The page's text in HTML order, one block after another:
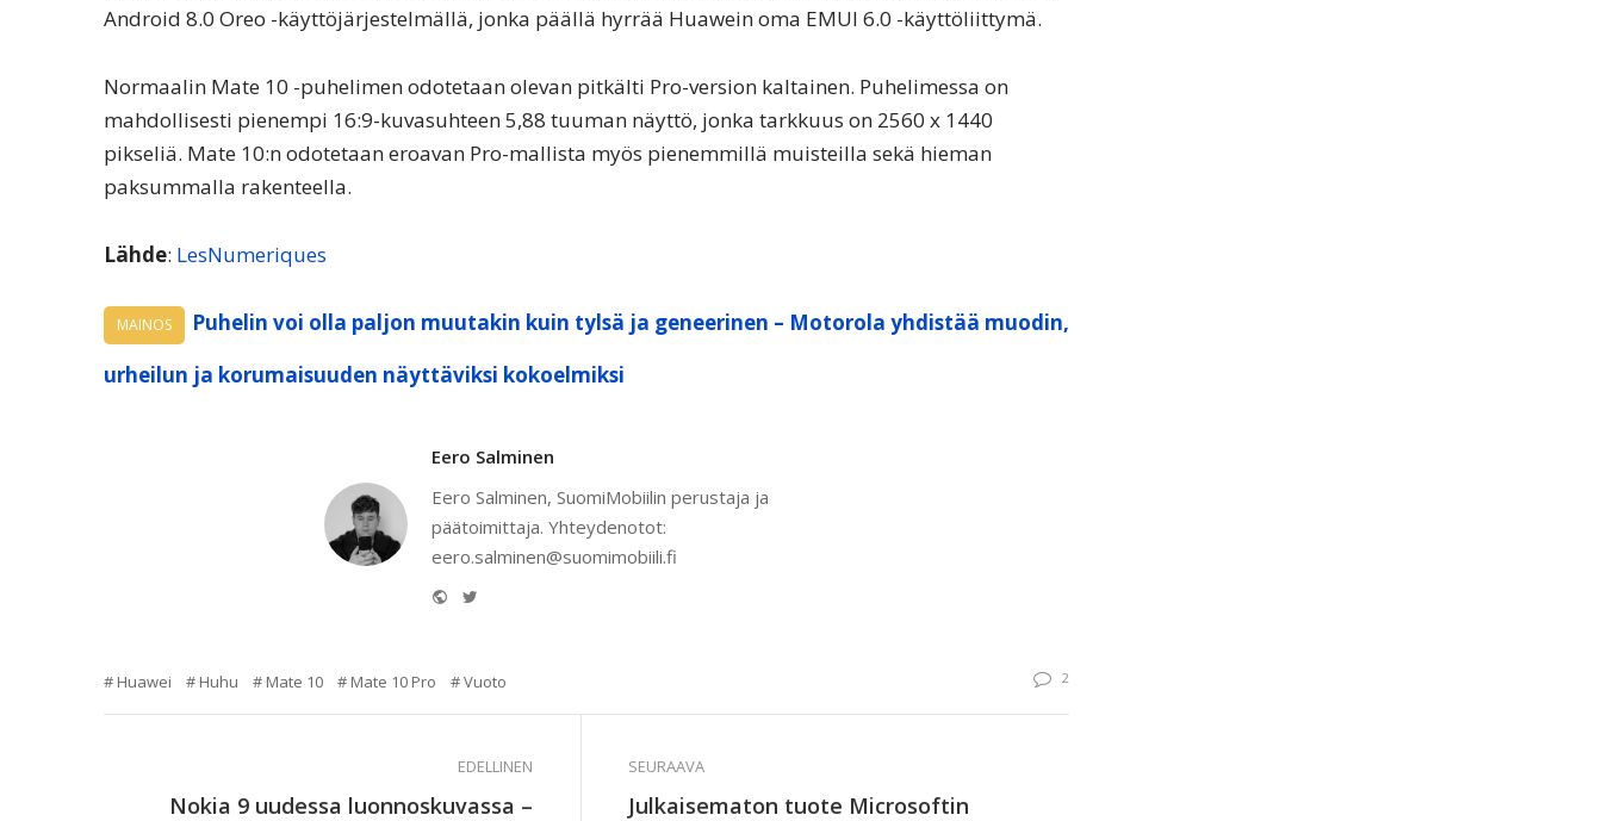
Android 8.0 Oreo -käyttöjärjestelmällä, jonka päällä hyrrää Huawein oma EMUI 6.0 -käyttöliittymä.
Normaalin Mate 10 -puhelimen odotetaan olevan pitkälti Pro-version kaltainen. Puhelimessa on
mahdollisesti pienempi 16:9-kuvasuhteen 5,88 tuuman näyttö, jonka tarkkuus on 2560 x 1440
pikseliä. Mate 10:n odotetaan eroavan Pro-mallista myös pienemmillä muisteilla sekä hieman
paksummalla rakenteella.
Lähde: LesNumeriques
MAINOS
Puhelin voi olla paljon muutakin kuin tylsä ja geneerinen – Motorola yhdistää muodin,
urheilun ja korumaisuuden näyttäviksi kokoelmiksi
Eero Salminen
Eero Salminen, SuomiMobiilin perustaja ja
päätoimittaja. Yhteydenotot:
eero.salminen@suomimobiili.fi
Website
Huawei Huhu Mate 10 Mate 10 Pro Vuoto 2
EDELLINEN
Nokia 9 uudessa luonnoskuvassa –
SEURAAVA
Julkaisematon tuote Microsoftin